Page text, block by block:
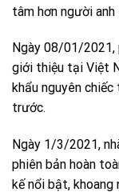
tâm hơn người anh
Ngày 08/01/2021,
giới thiệu tại Việt
khẩu nguyên
trước.
Ngày 1/3/2021,
phiên bản hoàn
kế nổi bật,